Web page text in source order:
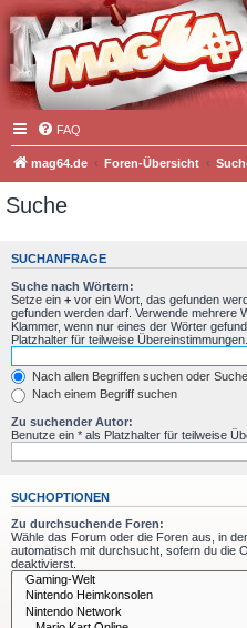
FAQ
mag64.de Foren-Übersicht
Suche
SUCHANFRAGE
Suche nach Wörtern:
Setze ein + vor ein Wort, das gefunden
gefunden werden darf. Verwende mehrere
Klammer, wenn nur eines der Wörter
Platzhalter für teilweise Übereinstimmungen.
Nach allen Begriffen suchen oder
Nach einem Begriff suchen
Zu suchender Autor:
Benutze ein * als Platzhalter für teilweise
SUCHOPTIONEN
Zu durchsuchende Foren:
Wähle das Forum oder die Foren aus, in
automatisch mit durchsucht, sofern du die
deaktivierst.